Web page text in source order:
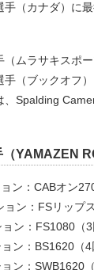
（カナダ）に
（ムラサキスポ
（ブックオフ
、Spalding
（YAMAZEN
ン：CABオン
ョン：FSリップ
ン：FS1080（3
ン：BS1620（4
ン：SWB1620